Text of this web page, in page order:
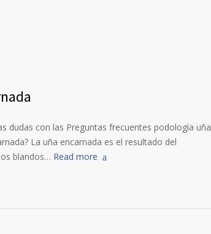
dudas con las Preguntas frecuentes podología uña
La uña encarnada es el resultado del
blandos… Read more